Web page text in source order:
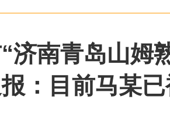
济南青岛山姆
：目前马某